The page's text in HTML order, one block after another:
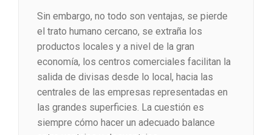
Sin embargo, no todo son ventajas, se pierde
el trato humano cercano, se extraña los
productos locales y a nivel de la gran
economía, los centros comerciales facilitan la
salida de divisas desde lo local, hacia las
centrales de las empresas representadas en
las grandes superficies. La cuestión es
siempre cómo hacer un adecuado balance